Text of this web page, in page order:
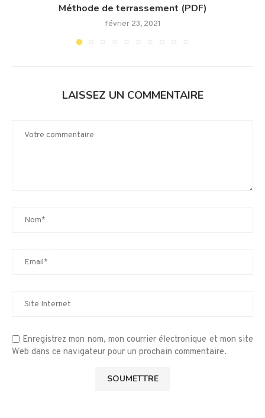
Méthode de terrassement (PDF)
février 23, 2021
LAISSEZ UN COMMENTAIRE
Enregistrez mon nom, mon courrier électronique et mon site
Web dans ce navigateur pour un prochain commentaire.